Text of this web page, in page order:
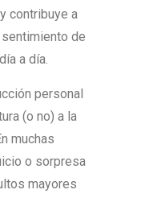
contribuye a
de
a día.
personal
(o no) a la
muchas
o sorpresa
mayores